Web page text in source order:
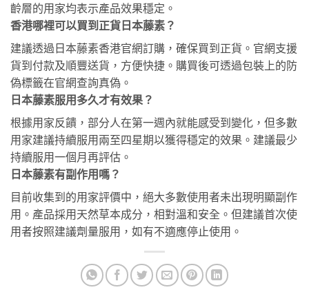
齡層的用家均表示產品效果穩定。
香港哪裡可以買到正貨日本藤素？
建議透過日本藤素香港官網訂購，確保買到正貨。官網支援
貨到付款及順豐送貨，方便快捷。購買後可透過包裝上的防
偽標籤在官網查詢真偽。
日本藤素服用多久才有效果？
根據用家反饋，部分人在第一週內就能感受到變化，但多數
用家建議持續服用兩至四星期以獲得穩定的效果。建議最少
持續服用一個月再評估。
日本藤素有副作用嗎？
目前收集到的用家評價中，絕大多數使用者未出現明顯副作
用。產品採用天然草本成分，相對溫和安全。但建議首次使
用者按照建議劑量服用，如有不適應停止使用。